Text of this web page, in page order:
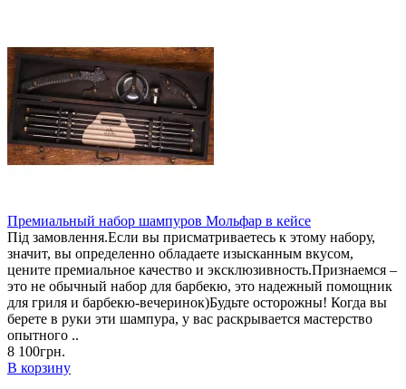
Премиальный набор шампуров Мольфар в кейсе
Під замовлення.Если вы присматриваетесь к этому набору,
значит, вы определенно обладаете изысканным вкусом,
цените премиальное качество и эксклюзивность.Признаемся –
это не обычный набор для барбекю, это надежный помощник
для гриля и барбекю-вечеринок)Будьте осторожны! Когда вы
берете в руки эти шампура, у вас раскрывается мастерство
опытного ..
8 100грн.
В корзину